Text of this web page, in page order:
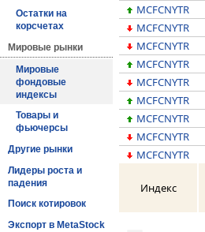
Остатки на
корсчетах
Мировые рынки
Мировые
фондовые
индексы
Товары и
фьючерсы
Другие рынки
Лидеры роста и
падения
Поиск котировок
Экспорт в MetaStock
MCFCNYTR
MCFCNYTR
MCFCNYTR
MCFCNYTR
MCFCNYTR
MCFCNYTR
MCFCNYTR
MCFCNYTR
MCFCNYTR
Индекс